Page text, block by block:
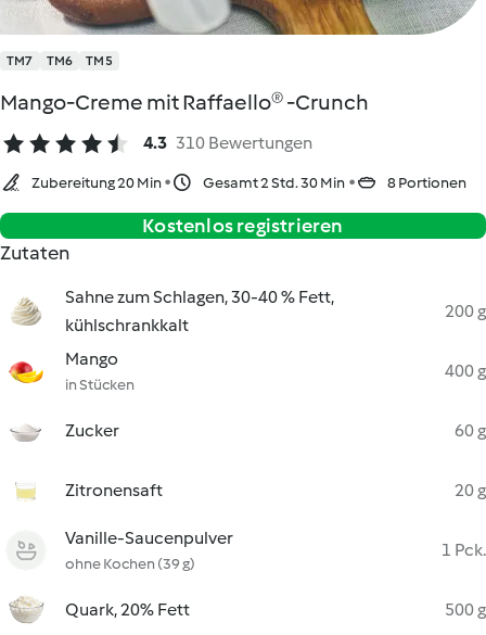
TM7 TM6 TM5
Mango-Creme mit Raffaello® -Crunch
4.3 310 Bewertungen
Zubereitung 20 Min Gesamt 2 Std. 30 Min 8 Portionen
Kostenlos registrieren
Zutaten
Sahne zum Schlagen, 30-40 % Fett,
kühlschrankkalt
200 g
Mango
in Stücken
400 g
Zucker 60 g
Zitronensaft 20 g
Vanille-Saucenpulver
ohne Kochen (39 g)
1 Pck.
Quark, 20% Fett 500 g